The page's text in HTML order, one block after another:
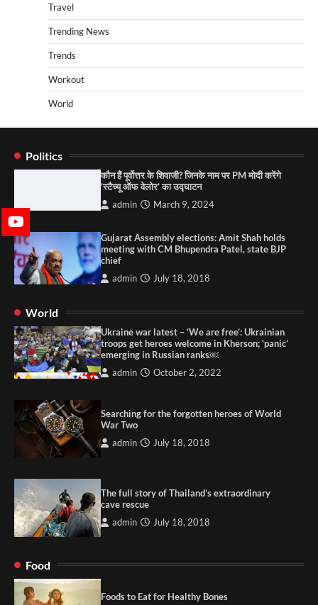
Travel
Trending News
Trends
Workout
World
Politics
कौन हैं पूर्वोत्तर के शिवाजी? जिनके नाम पर PM मोदी करेंगे
‘स्टैच्यू ऑफ वेलोर’ का उद्घाटन
admin March 9, 2024
Gujarat Assembly elections: Amit Shah holds
meeting with CM Bhupendra Patel, state BJP
chief
admin July 18, 2018
World
Ukraine war latest – ‘We are free’: Ukrainian
troops get heroes welcome in Kherson; ‘panic’
emerging in Russian ranks￼
admin October 2, 2022
Searching for the forgotten heroes of World
War Two
admin July 18, 2018
The full story of Thailand’s extraordinary
cave rescue
admin July 18, 2018
Food
Foods to Eat for Healthy Bones